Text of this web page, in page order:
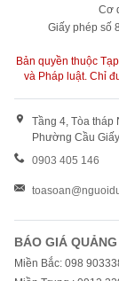
Cơ
Giấy phép số
Bản quyền thuộc
và Pháp luật. Chỉ
Tầng 4, Tòa tháp
Phường Cầu
0903 405 146
BÁO GIÁ
Miền Bắc: 098